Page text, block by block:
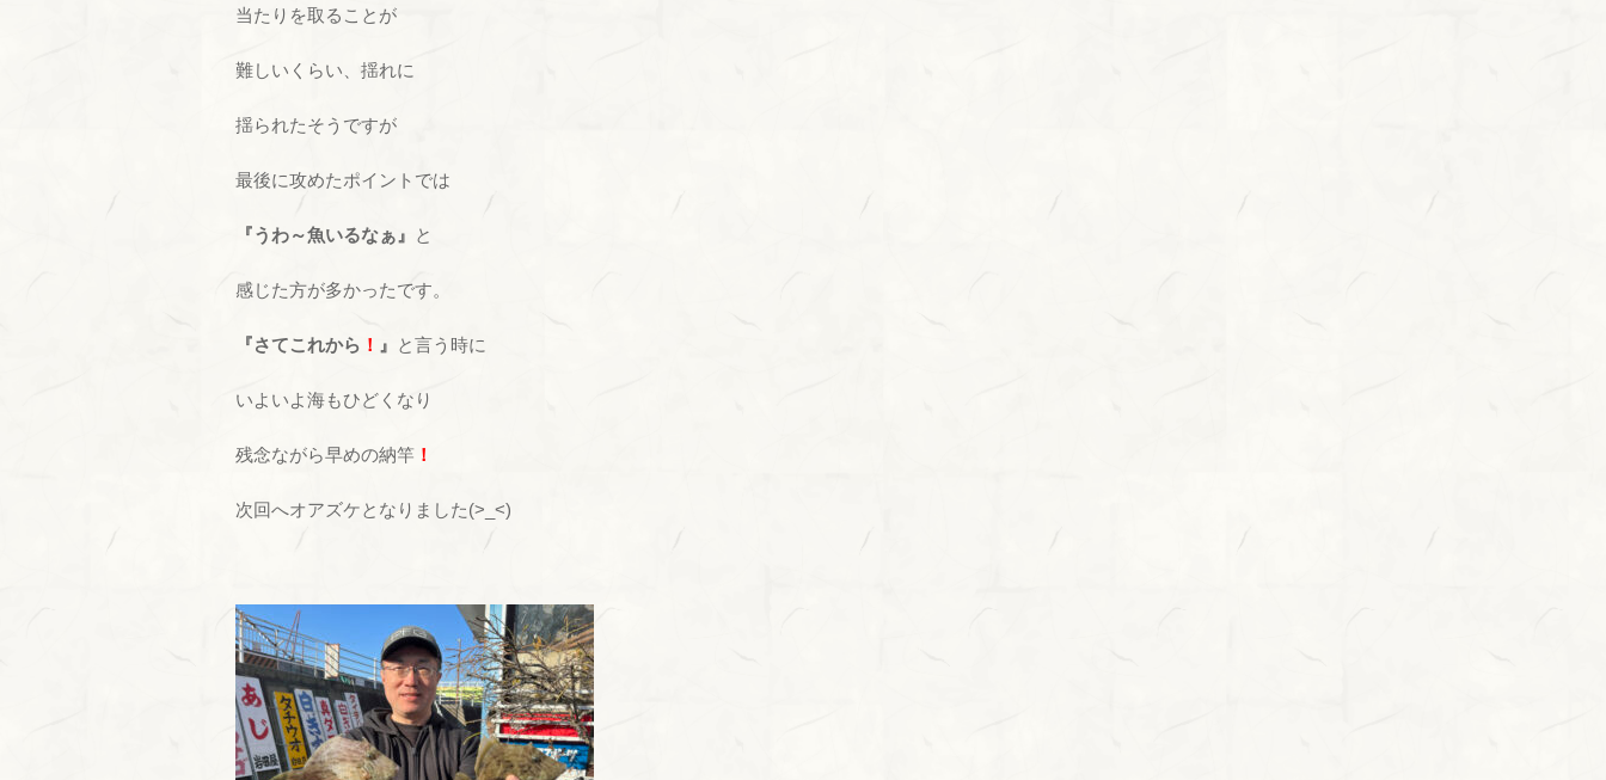
当たりを取ることが
難しいくらい、揺れに
揺られたそうですが
最後に攻めたポイントでは
『うわ～魚いるなぁ』 と
感じた方が多かったです。
『さてこれから ！ 』 と言う時に
いよいよ海もひどくなり
残念ながら早めの納竿 ！
次回へオアズケとなりました(>_<)